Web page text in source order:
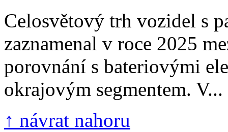
Celosvětový trh vozidel s
zaznamenal v roce 2025
porovnání s bateriovými
okrajovým segmentem. V...
↑ návrat nahoru